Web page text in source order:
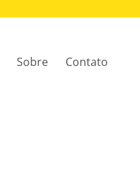
Sobre Contato